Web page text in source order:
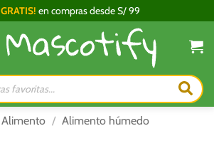
GRATIS! en compras desde S/ 99
Alimento / Alimento húmedo